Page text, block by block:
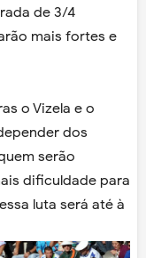
de 3/4
mais fortes e
o Vizela e o
dos
serão
dificuldade para
luta será até à